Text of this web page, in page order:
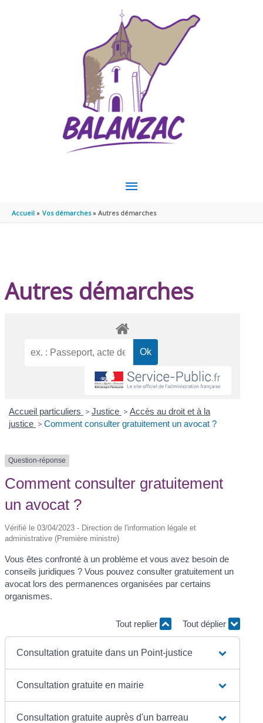
MENU
PRINCIPAL
Accueil Vos démarches Autres démarches
Autres démarches
Accueil particuliers > Justice > Accès au droit et à la
justice > Comment consulter gratuitement un avocat ?
Question-réponse
Comment consulter gratuitement
un avocat ?
Vérifié le 03/04/2023 - Direction de l'information légale et
administrative (Première ministre)
Vous êtes confronté à un problème et vous avez besoin de
conseils juridiques ? Vous pouvez consulter gratuitement un
avocat lors des permanences organisées par certains
organismes.
Tout replier Tout déplier
Consultation gratuite dans un Point-justice
Consultation gratuite en mairie
Consultation gratuite auprès d'un barreau